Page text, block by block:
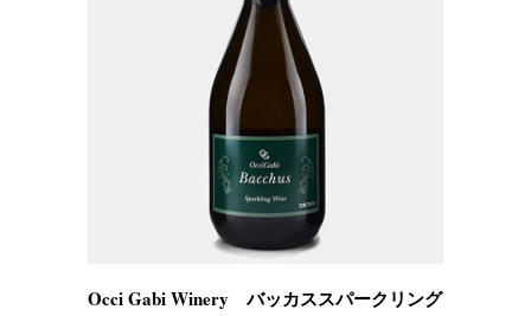
Occi Gabi Winery バッカススパークリング